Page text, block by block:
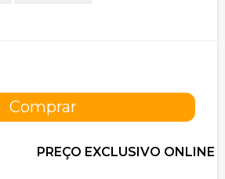
PREÇO EXCLUSIVO ONLINE